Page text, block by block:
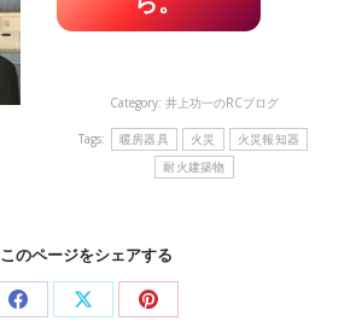
Category: 井上功一のRCブログ
Tags: 暖房器具 火災 火災報知器
耐火建築物
このページをシェアする
Share Share Share